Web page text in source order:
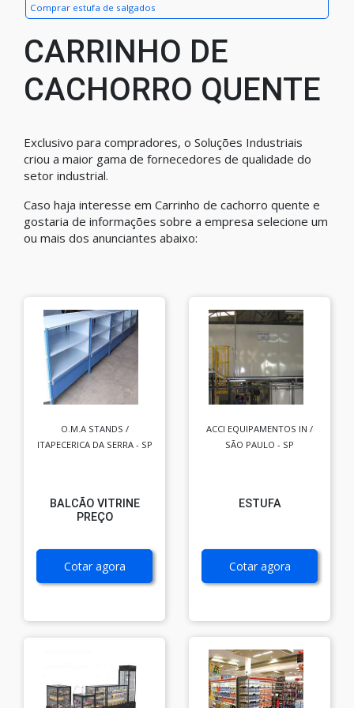
Comprar estufa de salgados
CARRINHO DE
CACHORRO QUENTE
Exclusivo para compradores, o Soluções Industriais
criou a maior gama de fornecedores de qualidade do
setor industrial.
Caso haja interesse em Carrinho de cachorro quente e
gostaria de informações sobre a empresa selecione um
ou mais dos anunciantes abaixo:
O.M.A STANDS /
ITAPECERICA DA SERRA - SP
BALCÃO VITRINE
PREÇO
Cotar agora
ACCI EQUIPAMENTOS IN /
SÃO PAULO - SP
ESTUFA
Cotar agora